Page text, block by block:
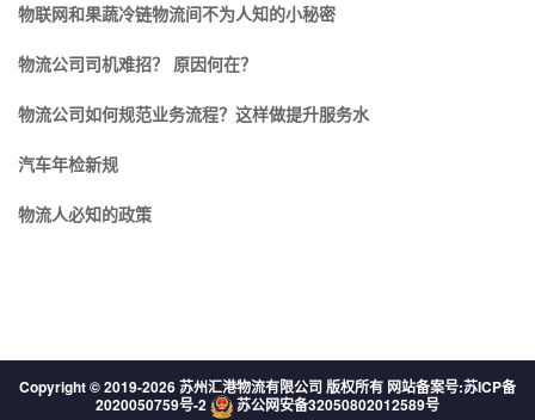
物联网和果蔬冷链物流间不为人知的小秘密
物流公司司机难招？ 原因何在？
物流公司如何规范业务流程？这样做提升服务水
汽车年检新规
物流人必知的政策
Copyright © 2019-2026 苏州汇港物流有限公司 版权所有 网站备案号:苏ICP备
2020050759号-2
苏公网安备32050802012589号